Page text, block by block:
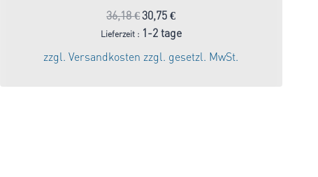
36,18€Ursprünglicher
Preis
war:
36,18 €
30,75€Aktueller
Preis
Lieferzeit : 1-2 tage
zzgl.Versandkosten zzgl. gesetzl. MwSt.